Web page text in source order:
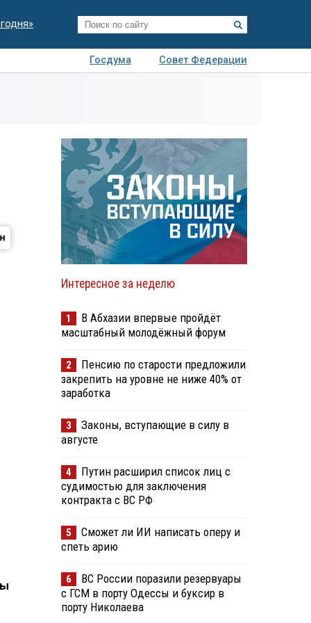
Госдума
Совет Федерации
Интересное за неделю
1
В Абхазии впервые пройдёт
масштабный молодёжный форум
2
Пенсию по старости предложили
закрепить на уровне не ниже 40% от
заработка
3
Законы, вступающие в силу в
августе
4
Путин расширил список лиц с
судимостью для заключения
контракта с ВС РФ
5
Сможет ли ИИ написать оперу и
спеть арию
6
ВС России поразили резервуары
с ГСМ в порту Одессы и буксир в
порту Николаева